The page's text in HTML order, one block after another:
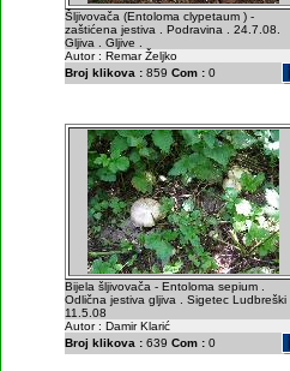
Šljivovača (Entoloma clypetaum ) -
zaštićena jestiva . Podravina . 24.7.08.
Gljiva . Gljive .
Autor : Remar Željko
Broj klikova :859 Com :0
Bijela šljivovača - Entoloma sepium .
Odlična jestiva gljiva . Sigetec Ludbreški
11.5.08
Autor : Damir Klarić
Broj klikova :639 Com :0